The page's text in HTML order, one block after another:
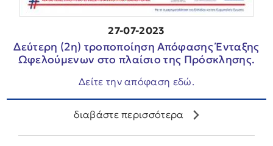
27-07-2023
Δεύτερη (2η) τροποποίηση Απόφασης Ένταξης
Ωφελούμενων στο πλαίσιο της Πρόσκλησης.
Δείτε την απόφαση εδώ.
διαβάστε περισσότερα